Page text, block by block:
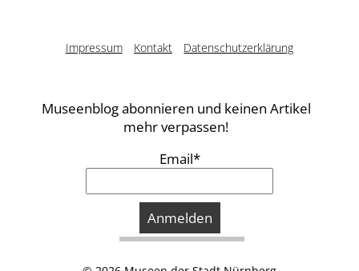
Impressum Kontakt Datenschutzerklärung
Museenblog abonnieren und keinen Artikel
mehr verpassen!
Email*